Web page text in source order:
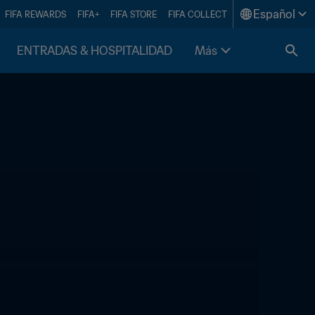
FIFA REWARDS FIFA+ FIFA STORE FIFA COLLECT Español
ENTRADAS & HOSPITALIDAD Más